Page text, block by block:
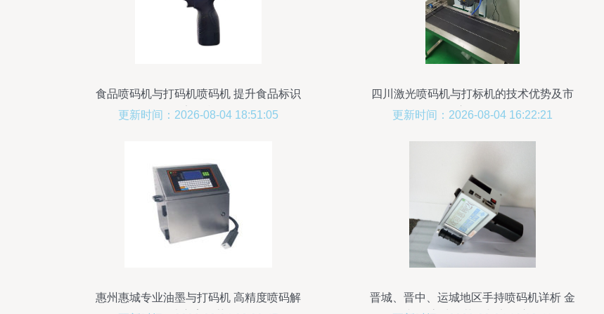
食品喷码机与打码机喷码机 提升食品标识
效率的利器
更新时间：2026-08-04 18:51:05
四川激光喷码机与打标机的技术优势及市
场应用分析
更新时间：2026-08-04 16:22:21
惠州惠城专业油墨与打码机 高精度喷码解
晋城、晋中、运城地区手持喷码机详析 金